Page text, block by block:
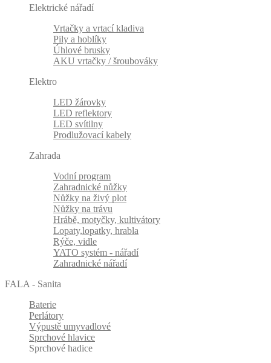
Elektrické nářadí
Vrtačky a vrtací kladiva
Pily a hoblíky
Úhlové brusky
AKU vrtačky / šroubováky
Elektro
LED žárovky
LED reflektory
LED svítilny
Prodlužovací kabely
Zahrada
Vodní program
Zahradnické nůžky
Nůžky na živý plot
Nůžky na trávu
Hrábě, motyčky, kultivátory
Lopaty,lopatky, hrabla
Rýče, vidle
YATO systém - nářadí
Zahradnické nářadí
FALA - Sanita
Baterie
Perlátory
Výpustě umyvadlové
Sprchové hlavice
Sprchové hadice